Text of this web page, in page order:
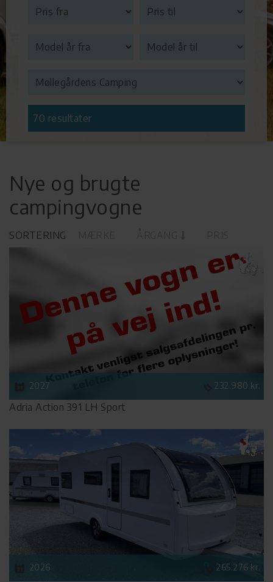
70 resultater
Nye og brugte
campingvogne
SORTERING
2027 232.980 kr.
Adria Action 391 LH Sport
2026 265.276 kr.